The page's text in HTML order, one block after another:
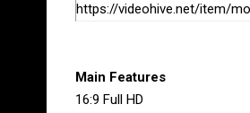
https://videohive.net/item/
Main Features
16:9 Full HD